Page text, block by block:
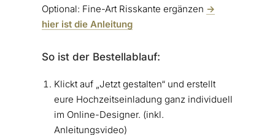
Optional: Fine-Art Risskante ergänzen ->
hier ist die Anleitung
So ist der Bestellablauf:
Klickt auf „Jetzt gestalten“ und erstellt
eure Hochzeitseinladung ganz individuell
im Online-Designer. (inkl.
Anleitungsvideo)